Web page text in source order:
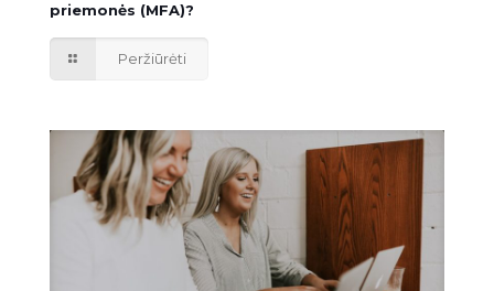
priemonės (MFA)?
Peržiūrėti